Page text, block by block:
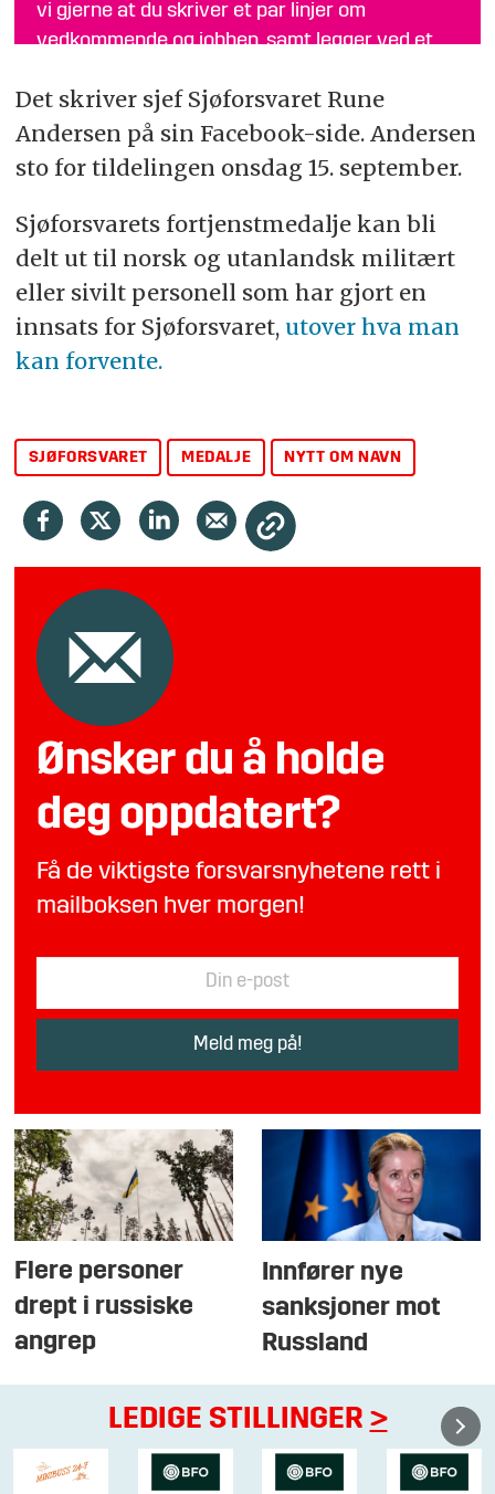
vi gjerne at du skriver et par linjer om
vedkommende og jobben, samt legger ved et
Merk gjerne emnefeltet med «Nytt om navn»
Det skriver sjef Sjøforsvaret Rune
Andersen på sin Facebook-side. Andersen
sto for tildelingen onsdag 15. september.
Sjøforsvarets fortjenstmedalje kan bli
delt ut til norsk og utanlandsk militært
eller sivilt personell som har gjort en
innsats for Sjøforsvaret, utover hva man
kan forvente.
SJØFORSVARET MEDALJE NYTT OM NAVN
Ønsker du å holde
deg oppdatert?
Få de viktigste forsvarsnyhetene rett i
mailboksen hver morgen!
Flere personer
drept i russiske
angrep
Innfører nye
sanksjoner mot
Russland
LEDIGE STILLINGER >